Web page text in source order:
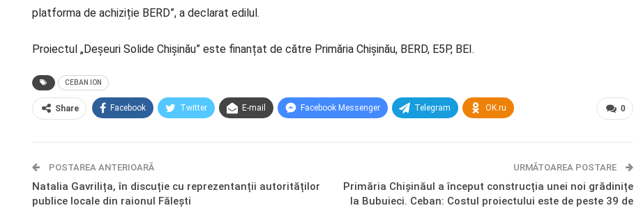
platforma de achiziție BERD”, a declarat edilul.
Proiectul „Deșeuri Solide Chișinău” este finanțat de către Primăria Chișinău, BERD, E5P, BEI.
CEBAN ION
0
Share Facebook Twitter E-mail Facebook Messenger Telegram OK.ru
POSTAREA ANTERIOARĂ
Natalia Gavrilița, în discuție cu reprezentanții autorităților
publice locale din raionul Fălești
URMĂTOAREA POSTARE
Primăria Chișinăul a început construcția unei noi grădinițe
la Bubuieci. Ceban: Costul proiectului este de peste 39 de